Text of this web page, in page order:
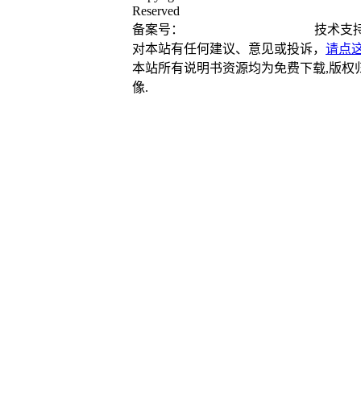
Reserved
备案号：
技术支
对本站有任何建议、意见或投诉， 请点
本站所有说明书资源均为免费下载,版
像.